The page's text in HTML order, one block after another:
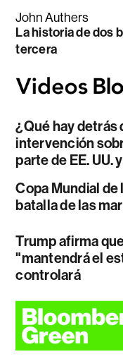
John Authers
La historia de dos
tercera
¿Qué hay detrás
intervención
parte de EE. UU.
Copa Mundial de
batalla de las
Trump afirma
"mantendrá el
controlará